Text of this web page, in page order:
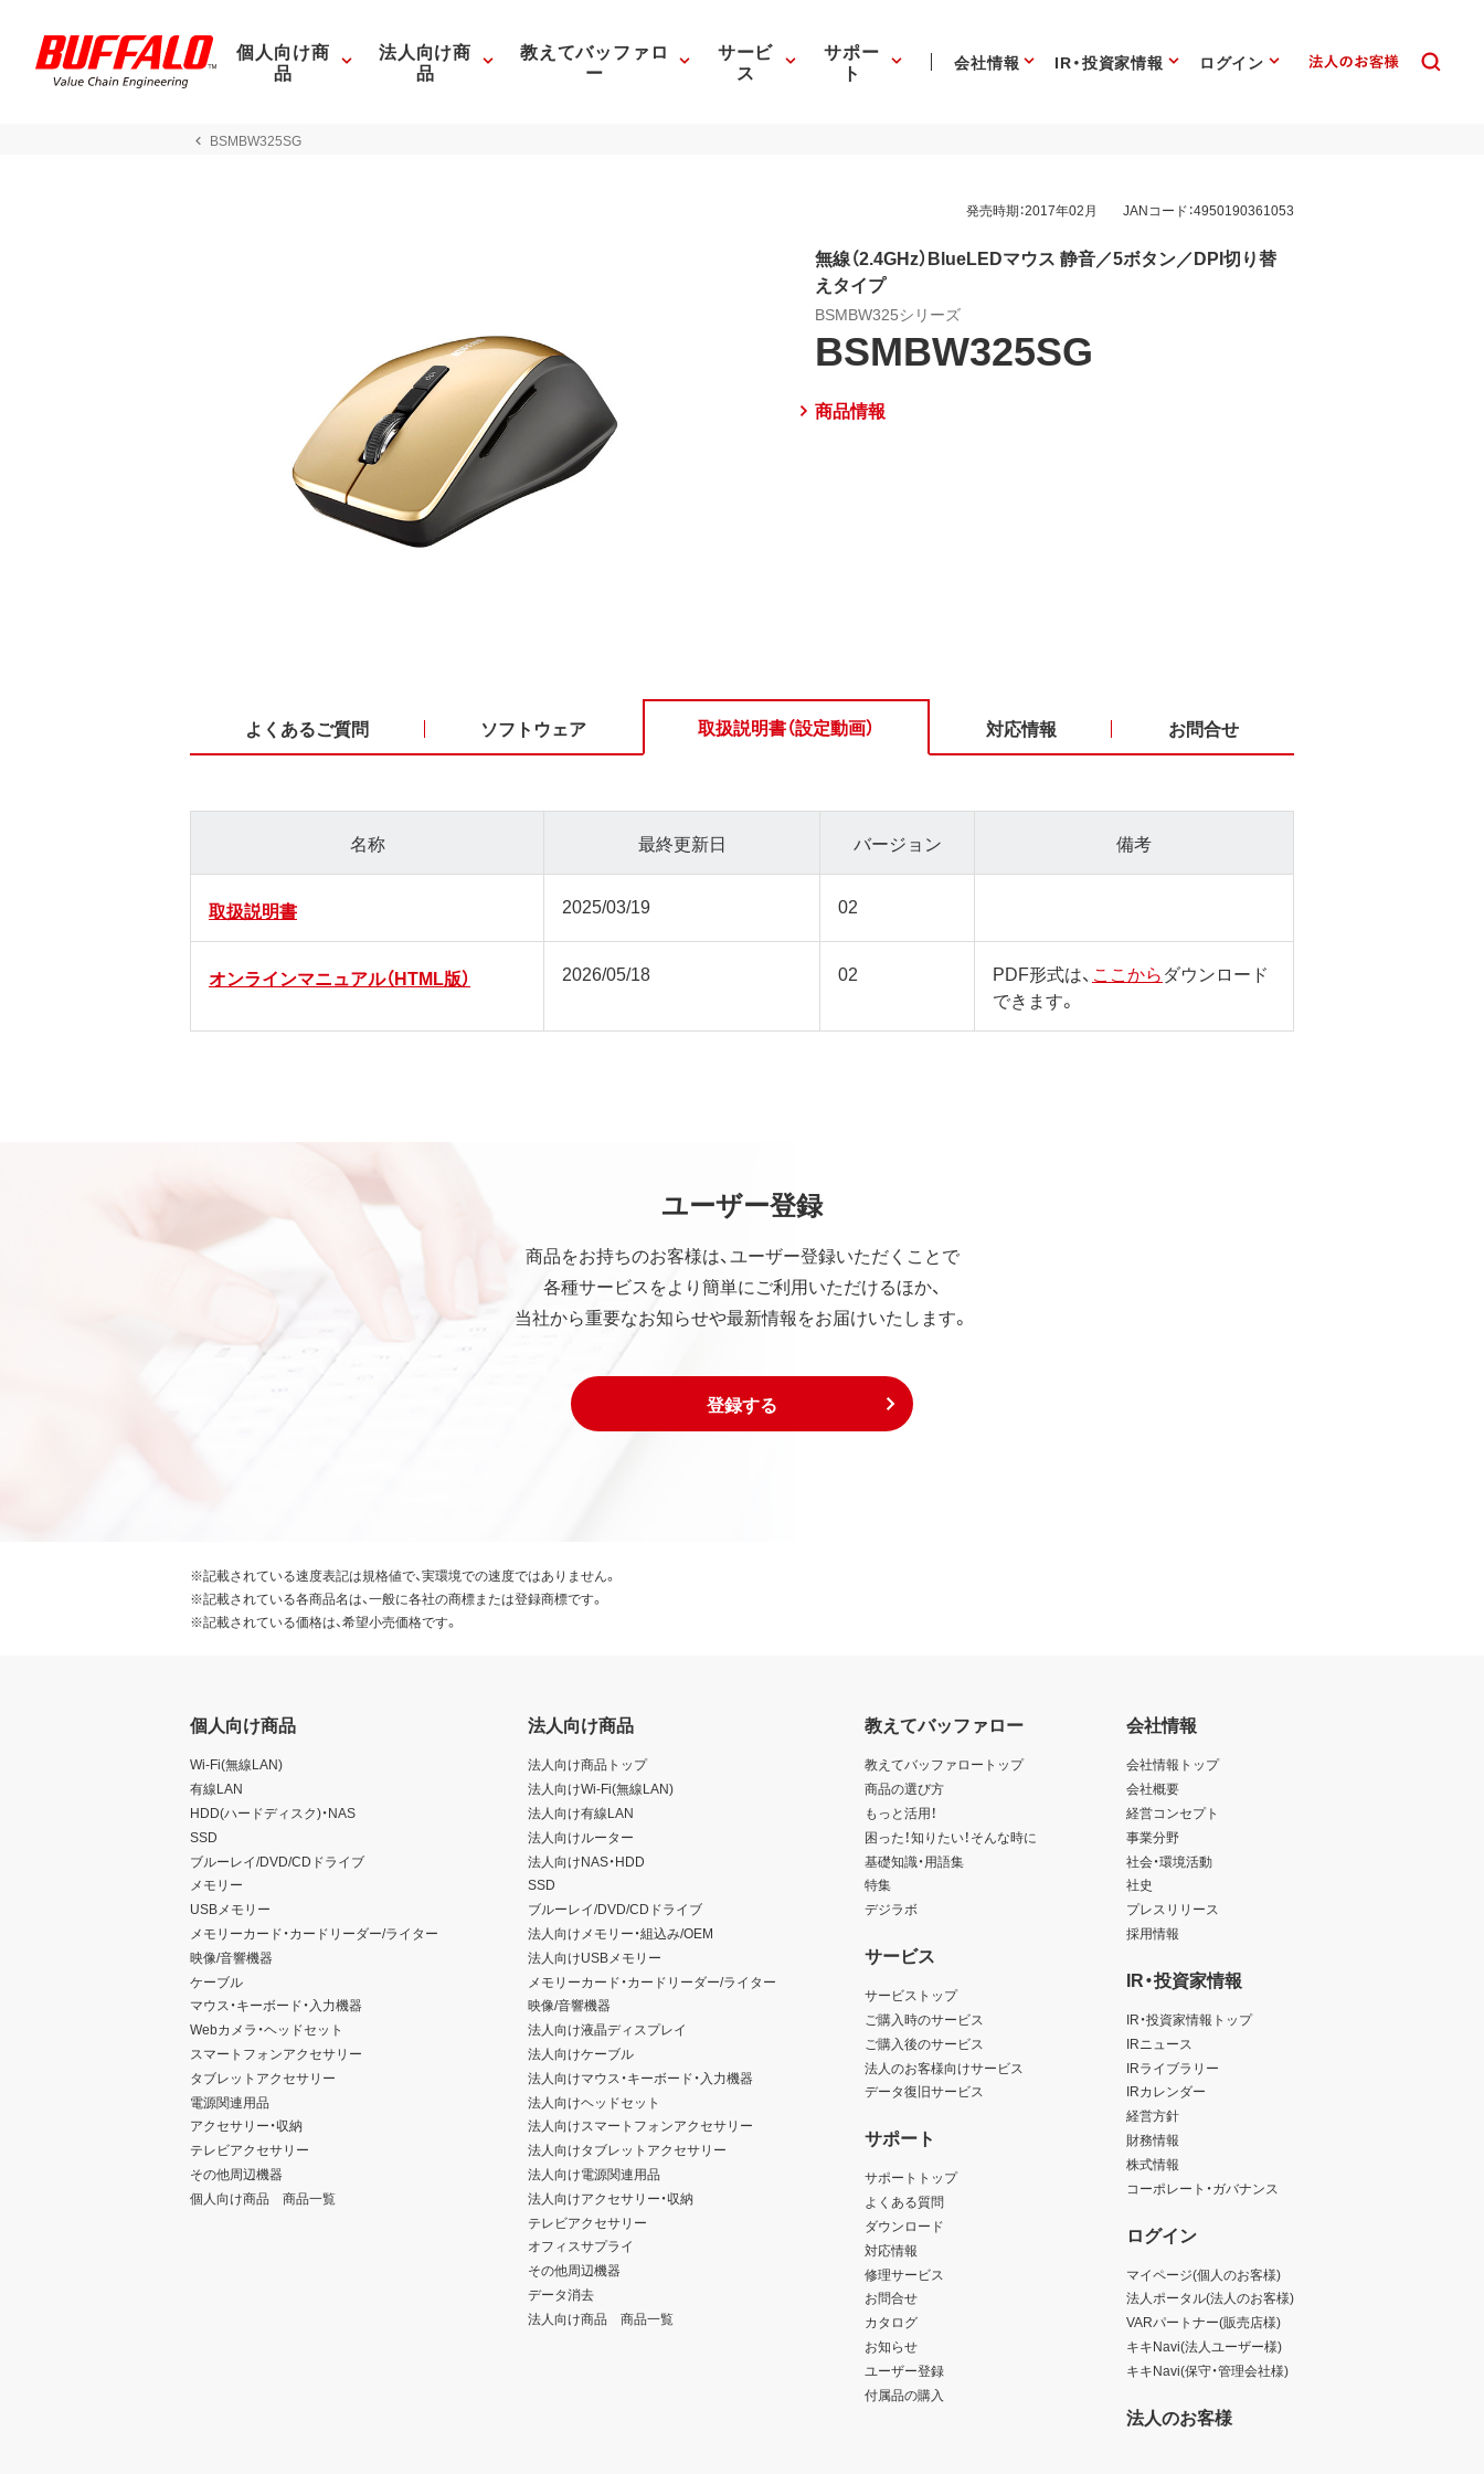
個人向け商
品
法人向け商
品
教えてバッファロ
ー
サービ
ス
サポー
ト 会社情報 IR・投資家情報 ログイン
BSMBW325SG
発売時期：2017年02月 JANコード：4950190361053
無線（2.4GHz）BlueLEDマウス 静音／5ボタン／DPI切り替
えタイプ
BSMBW325シリーズ
BSMBW325SG
商品情報
よくあるご質問 ソフトウェア 取扱説明書（設定動画） 対応情報 お問合せ
名称 最終更新日 バージョン 備考
取扱説明書 2025/03/19 02
オンラインマニュアル（HTML版） 2026/05/18 02 PDF形式は、 ここからダウンロード
できます。
ユーザー登録
商品をお持ちのお客様は、ユーザー登録いただくことで
各種サービスをより簡単にご利用いただけるほか、
当社から重要なお知らせや最新情報をお届けいたします。
登録する
※記載されている速度表記は規格値で、実環境での速度ではありません。
※記載されている各商品名は、一般に各社の商標または登録商標です。
※記載されている価格は、希望小売価格です。
個人向け商品
Wi-Fi(無線LAN)
有線LAN
HDD(ハードディスク)・NAS
SSD
ブルーレイ/DVD/CDドライブ
メモリー
USBメモリー
メモリーカード・カードリーダー/ライター
映像/音響機器
ケーブル
マウス・キーボード・入力機器
Webカメラ・ヘッドセット
スマートフォンアクセサリー
タブレットアクセサリー
電源関連用品
アクセサリー・収納
テレビアクセサリー
その他周辺機器
個人向け商品 商品一覧
法人向け商品
法人向け商品トップ
法人向けWi-Fi(無線LAN)
法人向け有線LAN
法人向けルーター
法人向けNAS・HDD
SSD
ブルーレイ/DVD/CDドライブ
法人向けメモリー・組込み/OEM
法人向けUSBメモリー
メモリーカード・カードリーダー/ライター
映像/音響機器
法人向け液晶ディスプレイ
法人向けケーブル
法人向けマウス・キーボード・入力機器
法人向けヘッドセット
法人向けスマートフォンアクセサリー
法人向けタブレットアクセサリー
法人向け電源関連用品
法人向けアクセサリー・収納
テレビアクセサリー
オフィスサプライ
その他周辺機器
データ消去
法人向け商品 商品一覧
教えてバッファロー
教えてバッファロートップ
商品の選び方
もっと活用！
困った！知りたい！そんな時に
基礎知識・用語集
特集
デジラボ
サービス
サービストップ
ご購入時のサービス
ご購入後のサービス
法人のお客様向けサービス
データ復旧サービス
サポート
サポートトップ
よくある質問
ダウンロード
対応情報
修理サービス
お問合せ
カタログ
お知らせ
ユーザー登録
付属品の購入
会社情報
会社情報トップ
会社概要
経営コンセプト
事業分野
社会・環境活動
社史
プレスリリース
採用情報
IR・投資家情報
IR・投資家情報トップ
IRニュース
IRライブラリー
IRカレンダー
経営方針
財務情報
株式情報
コーポレート・ガバナンス
ログイン
マイページ(個人のお客様)
法人ポータル(法人のお客様)
VARパートナー(販売店様)
キキNavi(法人ユーザー様)
キキNavi(保守・管理会社様)
法人のお客様